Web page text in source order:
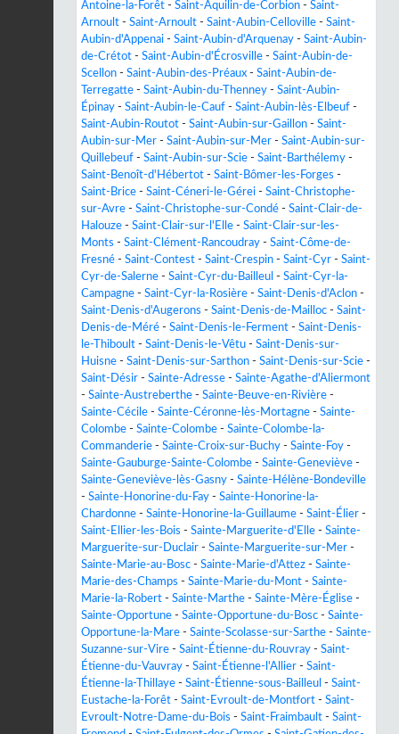
Antoine-la-Forêt - Saint-Aquilin-de-Corbion - Saint-
Arnoult - Saint-Arnoult - Saint-Aubin-Celloville - Saint-
Aubin-d'Appenai - Saint-Aubin-d'Arquenay - Saint-Aubin-
de-Crétot - Saint-Aubin-d'Écrosville - Saint-Aubin-de-
Scellon - Saint-Aubin-des-Préaux - Saint-Aubin-de-
Terregatte - Saint-Aubin-du-Thenney - Saint-Aubin-
Épinay - Saint-Aubin-le-Cauf - Saint-Aubin-lès-Elbeuf -
Saint-Aubin-Routot - Saint-Aubin-sur-Gaillon - Saint-
Aubin-sur-Mer - Saint-Aubin-sur-Mer - Saint-Aubin-sur-
Quillebeuf - Saint-Aubin-sur-Scie - Saint-Barthélemy -
Saint-Benoît-d'Hébertot - Saint-Bômer-les-Forges -
Saint-Brice - Saint-Céneri-le-Gérei - Saint-Christophe-
sur-Avre - Saint-Christophe-sur-Condé - Saint-Clair-de-
Halouze - Saint-Clair-sur-l'Elle - Saint-Clair-sur-les-
Monts - Saint-Clément-Rancoudray - Saint-Côme-de-
Fresné - Saint-Contest - Saint-Crespin - Saint-Cyr - Saint-
Cyr-de-Salerne - Saint-Cyr-du-Bailleul - Saint-Cyr-la-
Campagne - Saint-Cyr-la-Rosière - Saint-Denis-d'Aclon -
Saint-Denis-d'Augerons - Saint-Denis-de-Mailloc - Saint-
Denis-de-Méré - Saint-Denis-le-Ferment - Saint-Denis-
le-Thiboult - Saint-Denis-le-Vêtu - Saint-Denis-sur-
Huisne - Saint-Denis-sur-Sarthon - Saint-Denis-sur-Scie -
Saint-Désir - Sainte-Adresse - Sainte-Agathe-d'Aliermont
- Sainte-Austreberthe - Sainte-Beuve-en-Rivière -
Sainte-Cécile - Sainte-Céronne-lès-Mortagne - Sainte-
Colombe - Sainte-Colombe - Sainte-Colombe-la-
Commanderie - Sainte-Croix-sur-Buchy - Sainte-Foy -
Sainte-Gauburge-Sainte-Colombe - Sainte-Geneviève -
Sainte-Geneviève-lès-Gasny - Sainte-Hélène-Bondeville
- Sainte-Honorine-du-Fay - Sainte-Honorine-la-
Chardonne - Sainte-Honorine-la-Guillaume - Saint-Élier -
Saint-Ellier-les-Bois - Sainte-Marguerite-d'Elle - Sainte-
Marguerite-sur-Duclair - Sainte-Marguerite-sur-Mer -
Sainte-Marie-au-Bosc - Sainte-Marie-d'Attez - Sainte-
Marie-des-Champs - Sainte-Marie-du-Mont - Sainte-
Marie-la-Robert - Sainte-Marthe - Sainte-Mère-Église -
Sainte-Opportune - Sainte-Opportune-du-Bosc - Sainte-
Opportune-la-Mare - Sainte-Scolasse-sur-Sarthe - Sainte-
Suzanne-sur-Vire - Saint-Étienne-du-Rouvray - Saint-
Étienne-du-Vauvray - Saint-Étienne-l'Allier - Saint-
Étienne-la-Thillaye - Saint-Étienne-sous-Bailleul - Saint-
Eustache-la-Forêt - Saint-Evroult-de-Montfort - Saint-
Evroult-Notre-Dame-du-Bois - Saint-Fraimbault - Saint-